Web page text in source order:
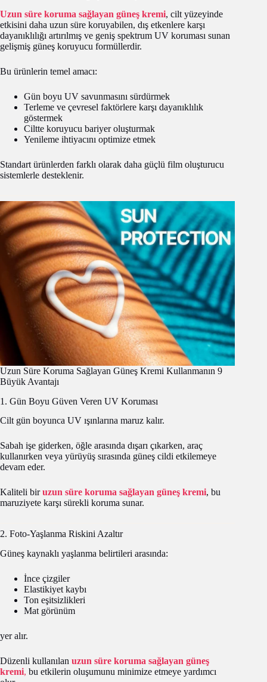
Uzun süre koruma sağlayan güneş kremi, cilt yüzeyinde
etkisini daha uzun süre koruyabilen, dış etkenlere karşı
dayanıklılığı artırılmış ve geniş spektrum UV koruması sunan
gelişmiş güneş koruyucu formüllerdir.
Bu ürünlerin temel amacı:
Gün boyu UV savunmasını sürdürmek
Terleme ve çevresel faktörlere karşı dayanıklılık
göstermek
Ciltte koruyucu bariyer oluşturmak
Yenileme ihtiyacını optimize etmek
Standart ürünlerden farklı olarak daha güçlü film oluşturucu
sistemlerle desteklenir.
Uzun Süre Koruma Sağlayan Güneş Kremi Kullanmanın 9
Büyük Avantajı
1. Gün Boyu Güven Veren UV Koruması
Cilt gün boyunca UV ışınlarına maruz kalır.
Sabah işe giderken, öğle arasında dışarı çıkarken, araç
kullanırken veya yürüyüş sırasında güneş cildi etkilemeye
devam eder.
Kaliteli biruzun süre koruma sağlayan güneş kremi, bu
maruziyete karşı sürekli koruma sunar.
2. Foto-Yaşlanma Riskini Azaltır
Güneş kaynaklı yaşlanma belirtileri arasında:
İnce çizgiler
Elastikiyet kaybı
Ton eşitsizlikleri
Mat görünüm
yer alır.
Düzenli kullanılan uzun süre koruma sağlayan güneş
kremi, bu etkilerin oluşumunu minimize etmeye yardımcı